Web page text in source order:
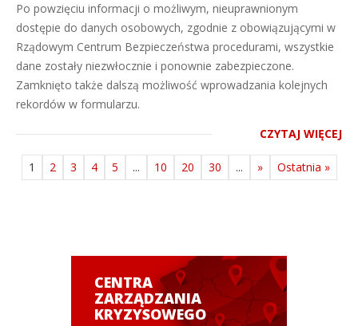
Po powzięciu informacji o możliwym, nieuprawnionym
dostępie do danych osobowych, zgodnie z obowiązującymi w
Rządowym Centrum Bezpieczeństwa procedurami, wszystkie
dane zostały niezwłocznie i ponownie zabezpieczone.
Zamknięto także dalszą możliwość wprowadzania kolejnych
rekordów w formularzu.
CZYTAJ WIĘCEJ
1 2 3 4 5 ... 10 20 30 ... » Ostatnia »
CENTRA
ZARZĄDZANIA
KRYZYSOWEGO